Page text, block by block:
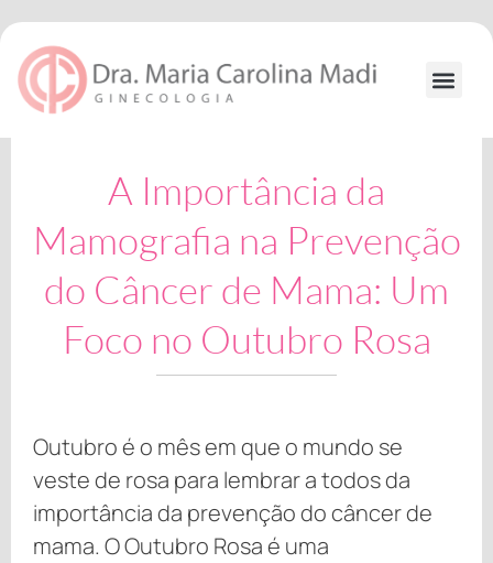
para
conteúdo
A Importância da
Mamografia na Prevenção
do Câncer de Mama: Um
Foco no Outubro Rosa
Outubro é o mês em que o mundo se
veste de rosa para lembrar a todos da
importância da prevenção do câncer de
mama. O Outubro Rosa é uma